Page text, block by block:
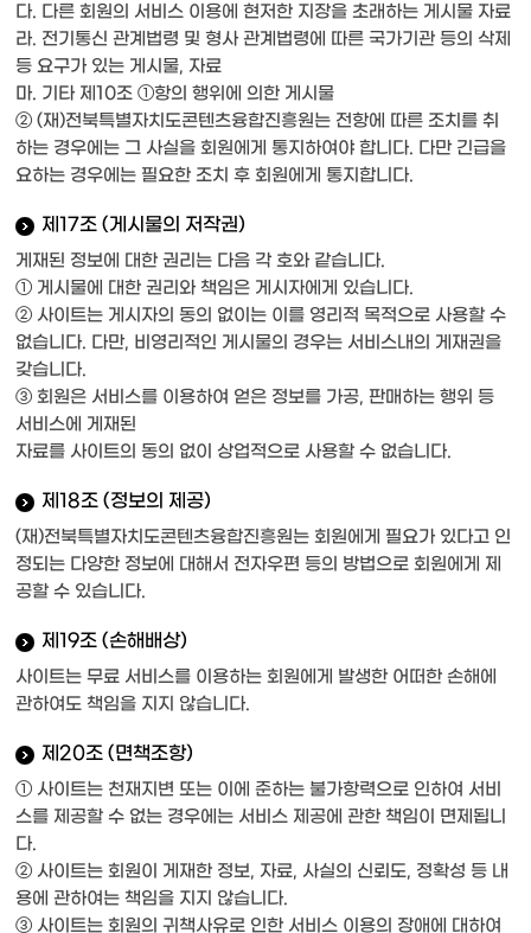
다. 다른 회원의 서비스 이용에 현저한 지장을 초래하는 게시물 자료
라. 전기통신 관계법령 및 형사 관계법령에 따른 국가기관 등의 삭제
등 요구가 있는 게시물, 자료
마. 기타 제10조 ①항의 행위에 의한 게시물
② (재)전북특별자치도콘텐츠융합진흥원는 전항에 따른 조치를 취
하는 경우에는 그 사실을 회원에게 통지하여야 합니다. 다만 긴급을
요하는 경우에는 필요한 조치 후 회원에게 통지합니다.
제17조 (게시물의 저작권)
게재된 정보에 대한 권리는 다음 각 호와 같습니다.
① 게시물에 대한 권리와 책임은 게시자에게 있습니다.
② 사이트는 게시자의 동의 없이는 이를 영리적 목적으로 사용할 수
없습니다. 다만, 비영리적인 게시물의 경우는 서비스내의 게재권을
갖습니다.
③ 회원은 서비스를 이용하여 얻은 정보를 가공, 판매하는 행위 등
서비스에 게재된
자료를 사이트의 동의 없이 상업적으로 사용할 수 없습니다.
제18조 (정보의 제공)
(재)전북특별자치도콘텐츠융합진흥원는 회원에게 필요가 있다고 인
정되는 다양한 정보에 대해서 전자우편 등의 방법으로 회원에게 제
공할 수 있습니다.
제19조 (손해배상)
사이트는 무료 서비스를 이용하는 회원에게 발생한 어떠한 손해에
관하여도 책임을 지지 않습니다.
제20조 (면책조항)
① 사이트는 천재지변 또는 이에 준하는 불가항력으로 인하여 서비
스를 제공할 수 없는 경우에는 서비스 제공에 관한 책임이 면제됩니
다.
② 사이트는 회원이 게재한 정보, 자료, 사실의 신뢰도, 정확성 등 내
용에 관하여는 책임을 지지 않습니다.
③ 사이트는 회원의 귀책사유로 인한 서비스 이용의 장애에 대하여